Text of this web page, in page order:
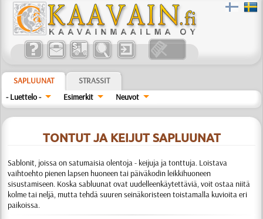
SAPLUUNAT
STRASSIT
- Luettelo -
Esimerkit Neuvot
TONTUT JA KEIJUT SAPLUUNAT
Sablonit, joissa on satumaisia olentoja - keijuja ja tonttuja. Loistava
vaihtoehto pienen lapsen huoneen tai päiväkodin leikkihuoneen
sisustamiseen. Koska sabluunat ovat uudelleenkäytettäviä, voit ostaa niitä
kolme tai neljä, mutta tehdä suuren seinäkoristeen toistamalla kuvioita eri
paikoissa.